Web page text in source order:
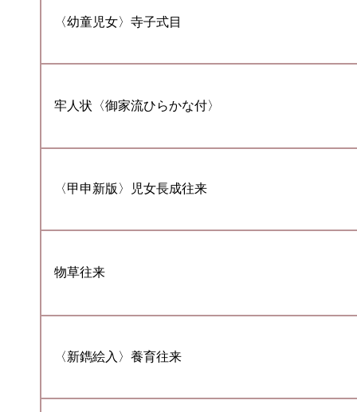
〈幼童児女〉寺子式目
牢人状〈御家流ひらかな付〉
〈甲申新版〉児女長成往来
物草往来
〈新鐫絵入〉養育往来